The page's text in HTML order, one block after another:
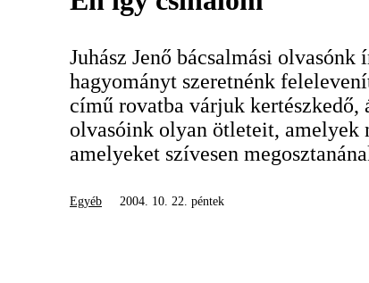
Juhász Jenő bácsalmási olvasónk
hagyományt szeretnénk
című rovatba várjuk kertészkedő,
olvasóink olyan ötleteit, amelyek
amelyeket szívesen
Egyéb 2004. 10. 22. péntek